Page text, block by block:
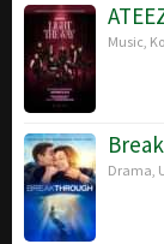
Music
Drama